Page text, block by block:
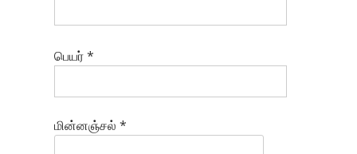
பெயர்*
மின்னஞ்சல் *